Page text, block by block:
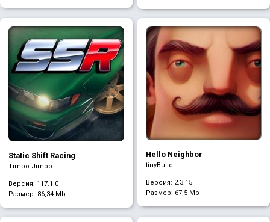
Static Shift Racing
Timbo Jimbo
Версия: 117.1.0
Размер: 86,34 Mb
Hello Neighbor
tinyBuild
Версия: 2.3.15
Размер: 67,5 Mb